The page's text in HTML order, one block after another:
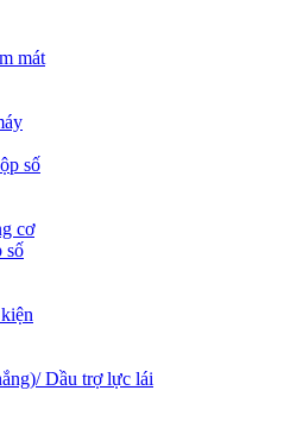
mát
số
cơ
số
Dầu trợ lực lái